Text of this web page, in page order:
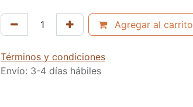
Agregar al carrito
Términos y condiciones
Envío: 3-4 días hábiles